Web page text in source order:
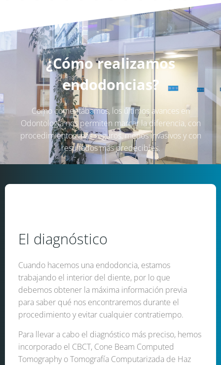
¿Cómo realizamos
endodoncias?
Como comentábamos, los últimos avances en
Odontología nos permiten marcar la diferencia, con
procedimientos más seguros, menos invasivos y con
resultados más predecibles.
El diagnóstico
Cuando hacemos una endodoncia, estamos
trabajando el interior del diente, por lo que
debemos obtener la máxima información previa
para saber qué nos encontraremos durante el
procedimiento y evitar cualquier contratiempo.
Para llevar a cabo el diagnóstico más preciso, hemos
incorporado el CBCT, Cone Beam Computed
Tomography o Tomografía Computarizada de Haz